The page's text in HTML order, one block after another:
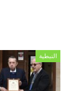
النبطية